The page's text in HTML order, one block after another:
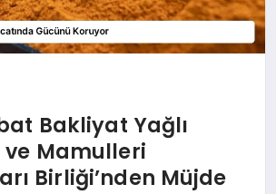
Bakliyat Yağlı
Mamulleri
Birliği’nden Müjde